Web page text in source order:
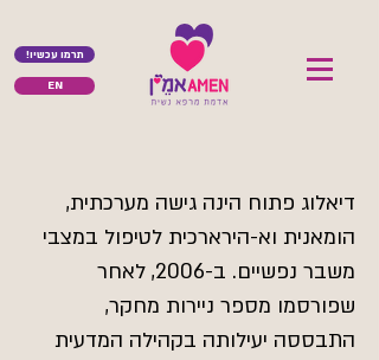
!תרמו עכשיו
EN
דיאלוג פתוח הינה גישה מערכתית,
הומאנית וא-הירארכית לטיפול במצבי
משבר נפשיים. ב-2006, לאחר
שפורסמו מספר ניירות מחקר,
התבססה יעילותה בקהילה המדעית